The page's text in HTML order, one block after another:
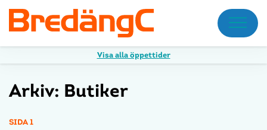
Meny
Visa alla öppettider
Arkiv: Butiker
SIDA 1